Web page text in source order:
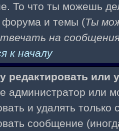
То что ты можешь
форума и темы (Ты
на
к началу
редактировать или
администратор или
и удалять
сообщение